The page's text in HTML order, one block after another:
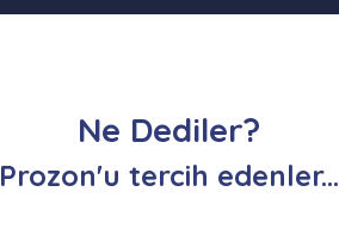
Ne Dediler?
Prozon'u tercih edenler...